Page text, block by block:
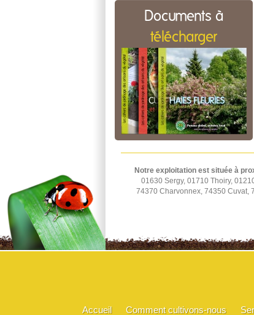
Documents à
télécharger
Notre exploitation est située à
01630 Sergy, 01710 Thoiry,
74370 Charvonnex, 74350 Cuvat,
Accueil Comment cultivons-nous